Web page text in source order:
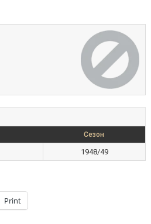
Сезон
1948/49
Print